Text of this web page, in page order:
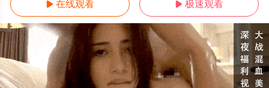
 在线观看  极速观看